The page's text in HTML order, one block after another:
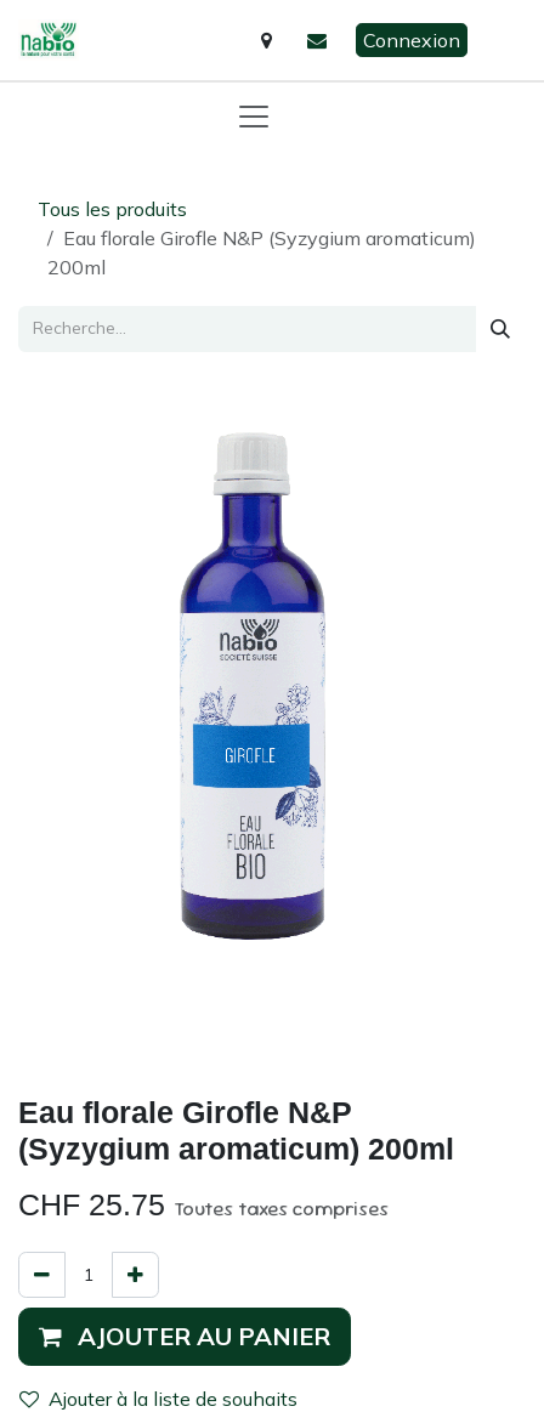
Connexion
Tous les produits
Eau florale Girofle N&P (Syzygium aromaticum)
200ml
Eau florale Girofle N&P
(Syzygium aromaticum) 200ml
CHF 25.75 Toutes taxes comprises
AJOUTER AU PANIER
Ajouter à la liste de souhaits